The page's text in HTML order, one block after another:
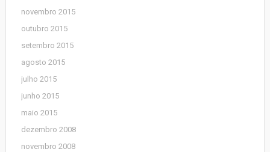
novembro 2015
outubro 2015
setembro 2015
agosto 2015
julho 2015
junho 2015
maio 2015
dezembro 2008
novembro 2008